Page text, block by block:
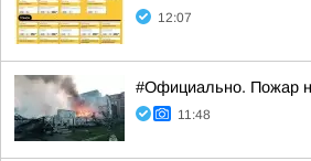
12:07
#Официально. Пожар
11:48